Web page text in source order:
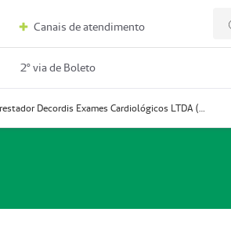
Canais de atendimento
2º via de Boleto
Prestador Decordis Exames Cardiológicos LTDA (51004347-4)